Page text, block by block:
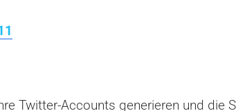
Twitter-Accounts generieren und die